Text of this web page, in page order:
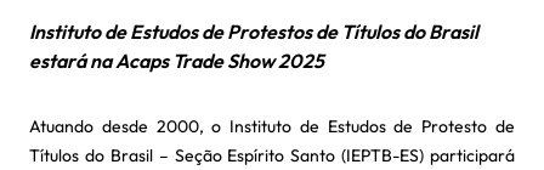
Instituto de Estudos de Protestos de Títulos do Brasil
estará na Acaps Trade Show 2025
Atuando desde 2000, o Instituto de Estudos de Protesto de
Títulos do Brasil – Seção Espírito Santo (IEPTB-ES) participará